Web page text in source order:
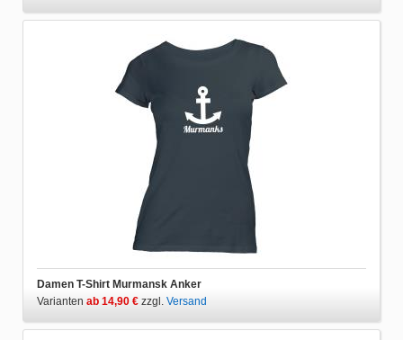
Damen T-Shirt Murmansk Anker
Varianten ab 14,90 € zzgl. Versand